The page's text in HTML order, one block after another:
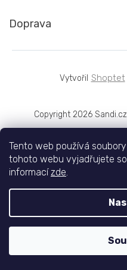
Tento web používá
tohoto webu vyjadřujete
informacízde.
Doprava
Shoptet
Copyright 2026 Sandi.cz